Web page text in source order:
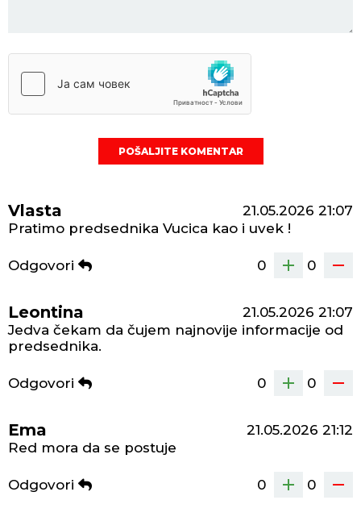
POŠALJITE KOMENTAR
Vlasta 21.05.2026 21:07
Pratimo predsednika Vucica kao i uvek !
Odgovori 0 0
Leontina 21.05.2026 21:07
Jedva čekam da čujem najnovije informacije od
predsednika.
Odgovori 0 0
Ema 21.05.2026 21:12
Red mora da se postuje
Odgovori 0 0